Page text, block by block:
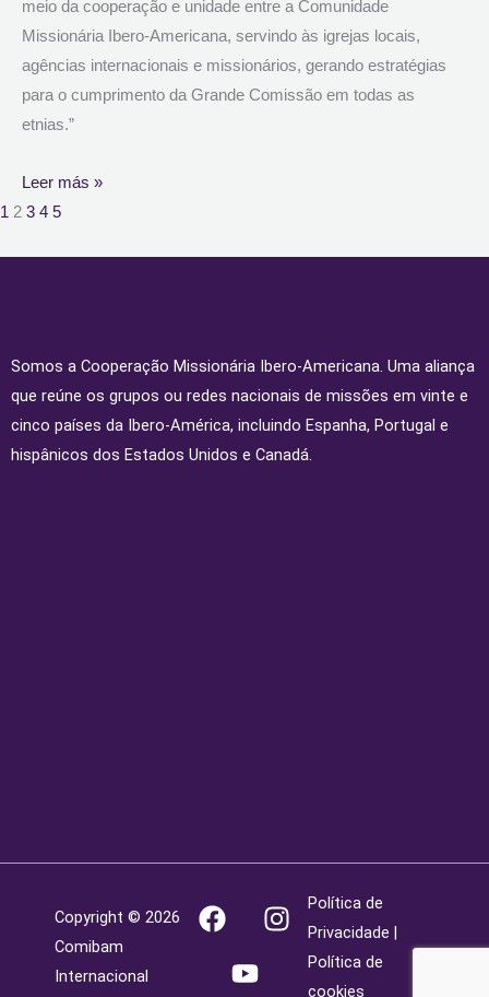
meio da cooperação e unidade entre a Comunidade
Missionária Ibero-Americana, servindo às igrejas locais,
agências internacionais e missionários, gerando estratégias
para o cumprimento da Grande Comissão em todas as
etnias.”
Leer más »
1 2 3 4 5
Somos a Cooperação Missionária Ibero-Americana. Uma aliança
que reúne os grupos ou redes nacionais de missões em vinte e
cinco países da Ibero-América, incluindo Espanha, Portugal e
hispânicos dos Estados Unidos e Canadá.
Copyright © 2026
Comibam
Internacional
F
a
I
n
u
t
Política de
Privacidade |
Política de
cookies